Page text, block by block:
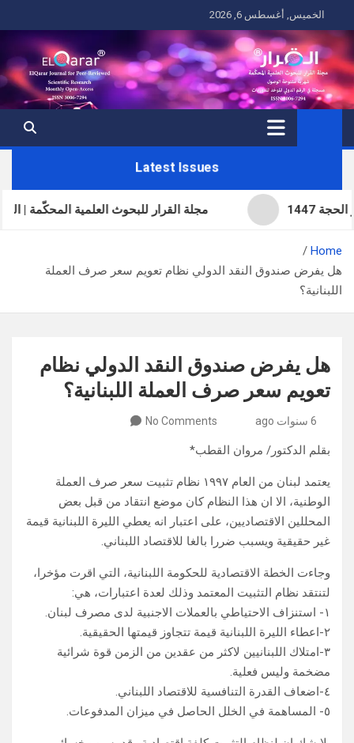
to
content
الخميس, أغسطس 6, 2026
Latest Issues
مجلة القرار للبحوث العلمية المحكّمة | العدد
Home
هل يفرض صندوق النقد الدولي نظام تعويم سعر صرف العملة
اللبنانية؟
هل يفرض صندوق النقد الدولي نظام
تعويم سعر صرف العملة اللبنانية؟
6 سنوات ago No Comments
بقلم الدكتور/ مروان القطب*
يعتمد لبنان من العام ١٩٩٧ نظام تثبيت سعر صرف العملة
الوطنية، الا ان هذا النظام كان موضع انتقاد من قبل بعض
المحللين الاقتصاديين، على اعتبار انه يعطي الليرة اللبنانية قيمة
غير حقيقية ويسبب ضررا بالغا للاقتصاد اللبناني.
وجاءت الخطة الاقتصادية للحكومة اللبنانية، التي اقرت مؤخرا،
لتنتقد نظام التثبيت المعتمد وذلك لعدة اعتبارات، هي:
١- استنزاف الاحتياطي بالعملات الاجنبية لدى مصرف لبنان.
٢-اعطاء الليرة اللبنانية قيمة تتجاوز قيمتها الحقيقية.
٣-امتلاك اللبنانيين لاكثر من عقدين من الزمن قوة شرائية
مضخمة وليس فعلية.
٤-اضعاف القدرة التنافسية للاقتصاد اللبناني.
٥- المساهمة في الخلل الحاصل في ميزان المدفوعات.